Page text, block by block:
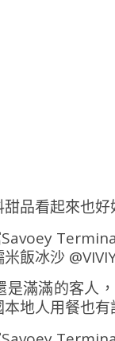
品看起來也
滿滿的客人
地人用餐也